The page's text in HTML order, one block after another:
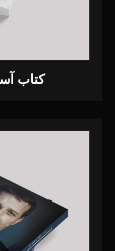
کتاب